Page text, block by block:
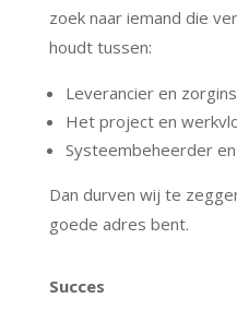
zoek naar iemand die
houdt tussen:
Leverancier en
Het project en
Systeembeheerder
Dan durven wij te
goede adres bent.
Succes